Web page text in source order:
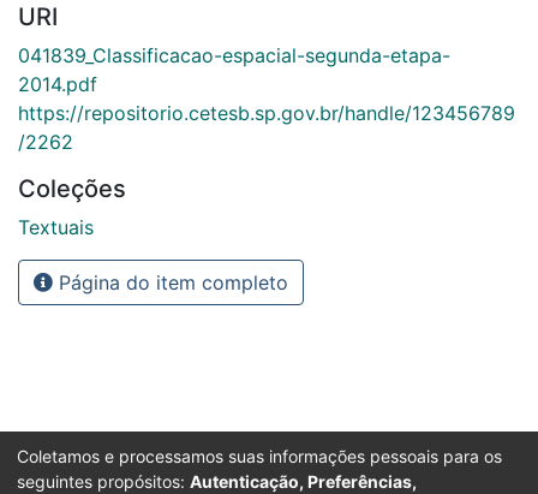
URI
041839_Classificacao-espacial-segunda-etapa-
2014.pdf
https://repositorio.cetesb.sp.gov.br/handle/123456789
/2262
Coleções
Textuais
Página do item completo
Coletamos e processamos suas informações pessoais para os
seguintes propósitos: Autenticação, Preferências,